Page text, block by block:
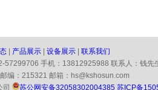
产品展示 设备展示
联系我们
57299706 手机：13812925988 联系人：钱先
编：215321 邮箱：hs@kshosun.com
司
苏公网安备32058302004385 苏ICP备